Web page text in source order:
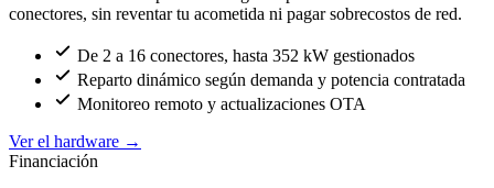
conectores, sin reventar tu acometida ni pagar sobrecostos de red.
De 2 a 16 conectores, hasta 352 kW gestionados
Reparto dinámico según demanda y potencia contratada
Monitoreo remoto y actualizaciones OTA
Ver el hardware →
Financiación